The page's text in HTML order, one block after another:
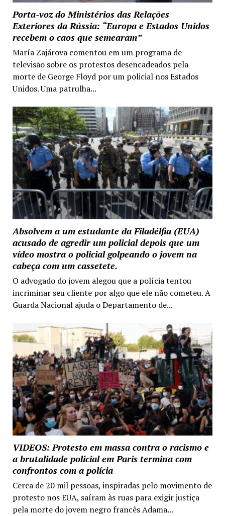
Porta-voz do Ministérios das Relações
Exteriores da Rússia: “Europa e Estados Unidos
recebem o caos que semearam”
María Zajárova comentou em um programa de
televisão sobre os protestos desencadeados pela
morte de George Floyd por um policial nos Estados
Unidos. Uma patrulha...
Absolvem a um estudante da Filadélfia (EUA)
acusado de agredir um policial depois que um
vídeo mostra o policial golpeando o jovem na
cabeça com um cassetete.
O advogado do jovem alegou que a polícia tentou
incriminar seu cliente por algo que ele não cometeu. A
Guarda Nacional ajuda o Departamento de...
VIDEOS: Protesto em massa contra o racismo e
a brutalidade policial em Paris termina com
confrontos com a polícia
Cerca de 20 mil pessoas, inspiradas pelo movimento de
protesto nos EUA, saíram às ruas para exigir justiça
pela morte do jovem negro francês Adama...